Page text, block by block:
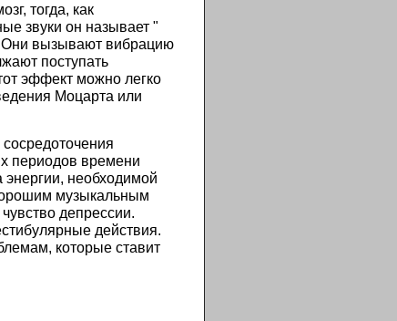
тогда, как
звуки он называет "
Они вызывают вибрацию
поступать
эффект можно легко
Моцарта или
периодов времени
энергии, необходимой
музыкальным
депрессии.
действия.
которые ставит